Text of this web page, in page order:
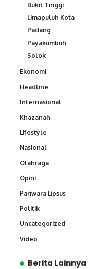
Bukit Tinggi
Limapuluh Kota
Padang
Payakumbuh
Solok
Ekonomi
Headline
Internasional
Khazanah
Lifestyle
Nasional
Olahraga
Opini
Pariwara Lipsus
Politik
Uncategorized
Video
Berita Lainnya